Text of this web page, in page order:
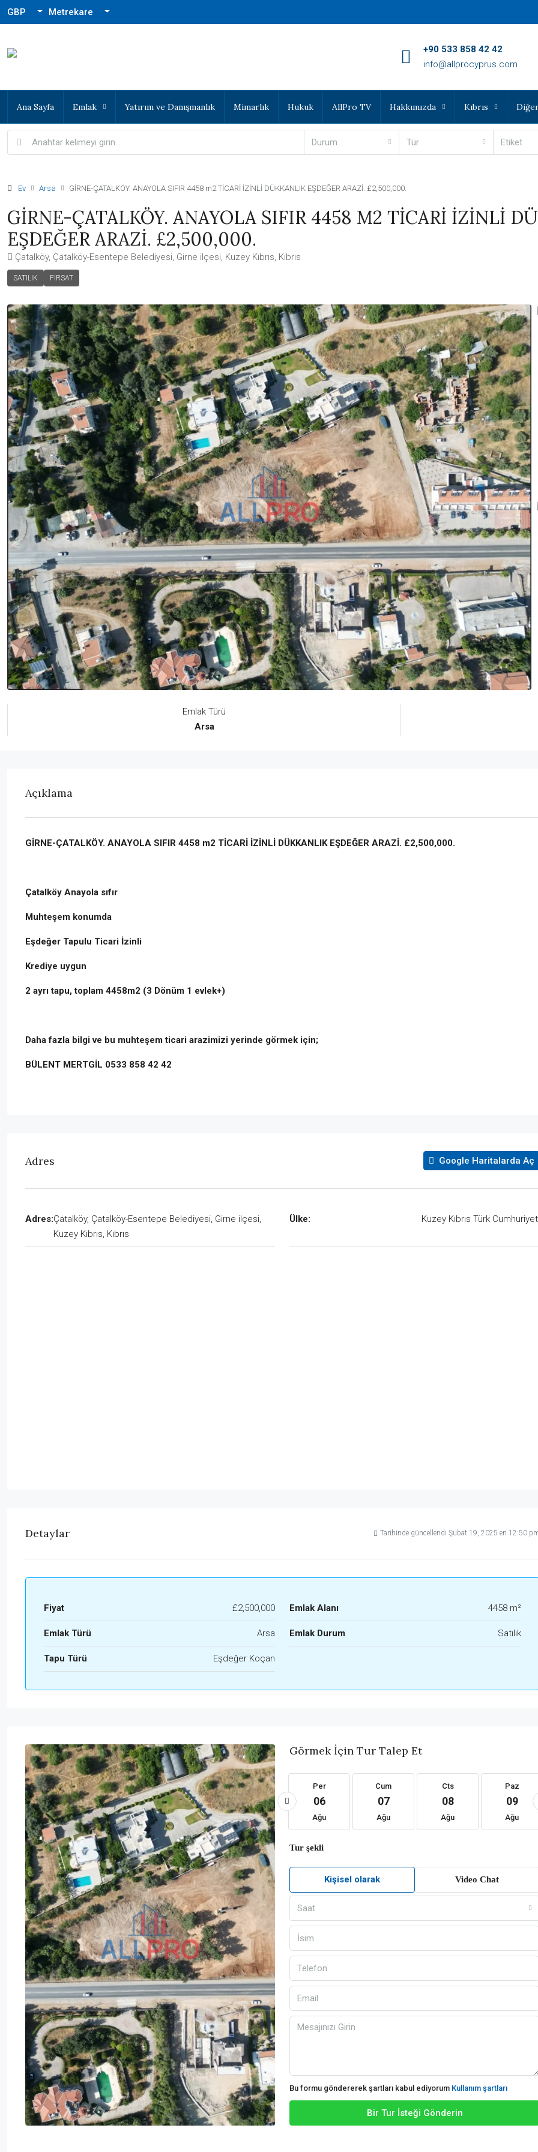
GBP Metrekare
‪+90 533 858 42 42‬
info@allprocyprus.com
Ana Sayfa Emlak Yatırım ve Danışmanlık Mimarlık Hukuk AllPro TV Hakkımızda Kıbrıs
Durum Tür Etiket
Ev Arsa GİRNE-ÇATALKÖY. ANAYOLA SIFIR 4458 m2 TİCARİ İZİNLİ DÜKKANLIK EŞDEĞER ARAZİ. £2,500,000.
GİRNE-ÇATALKÖY. ANAYOLA SIFIR 4458 M2 TİCARİ İZİNLİ
EŞDEĞER ARAZİ. £2,500,000.
Çatalköy, Çatalköy-Esentepe Belediyesi, Girne ilçesi, Kuzey Kıbrıs, Kıbrıs
SATILIK FIRSAT
Emlak Türü
Arsa
Açıklama
GİRNE-ÇATALKÖY. ANAYOLA SIFIR 4458 m2 TİCARİ İZİNLİ DÜKKANLIK EŞDEĞER ARAZİ. £2,500,000.
Çatalköy Anayola sıfır
Muhteşem konumda
Eşdeğer Tapulu Ticari İzinli
Krediye uygun
2 ayrı tapu, toplam 4458m2 (3 Dönüm 1 evlek+)
Daha fazla bilgi ve bu muhteşem ticari arazimizi yerinde görmek için;
BÜLENT MERTGİL 0533 858 42 42
Adres Google Haritalarda Aç
Adres:Çatalköy, Çatalköy-Esentepe Belediyesi, Girne ilçesi,
Kuzey Kıbrıs, Kıbrıs
Ülke: Kuzey Kıbrıs Türk
Detaylar Tarihinde güncellendi Şubat 19, 2025 en 12:50
Fiyat £2,500,000 Emlak Alanı 4458 m²
Emlak Türü Arsa Emlak Durum Satılık
Tapu Türü Eşdeğer Koçan
Görmek İçin Tur Talep Et
Pts
17
Ağu
Sal
18
Ağu
Çar
19
Ağu
Per
20
Ağu
Per
06
Ağu
Cum
07
Ağu
Cts
08
Ağu
Paz
09
Ağu
Tur şekli
Kişisel olarak Video Chat
Saat
Bu formu göndererek şartları kabul ediyorum Kullanım şartları
Bir Tur İsteği Gönderin